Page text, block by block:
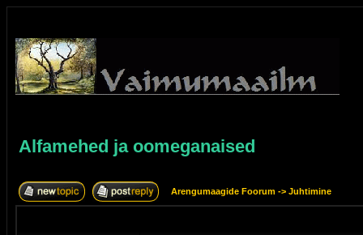
Alfamehed ja oomeganaised
Arengumaagide Foorum -> Juhtimine